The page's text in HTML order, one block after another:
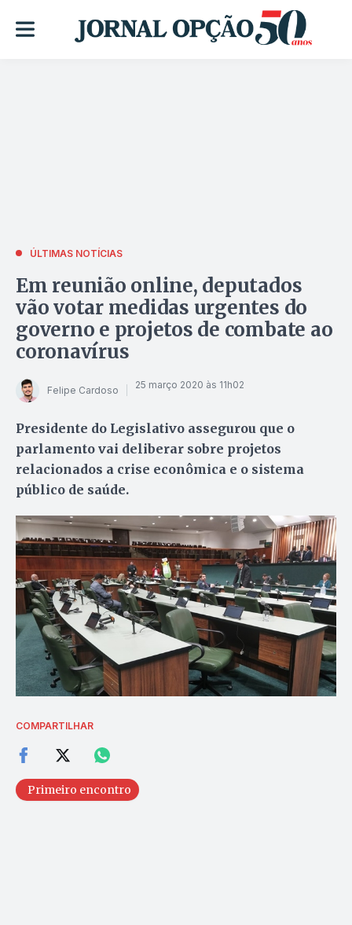
ÚLTIMAS NOTÍCIAS
Em reunião online, deputados
vão votar medidas urgentes do
governo e projetos de combate ao
coronavírus
Felipe Cardoso 25 março 2020 às 11h02
Presidente do Legislativo assegurou que o
parlamento vai deliberar sobre projetos
relacionados a crise econômica e o sistema
público de saúde.
COMPARTILHAR
Primeiro encontro